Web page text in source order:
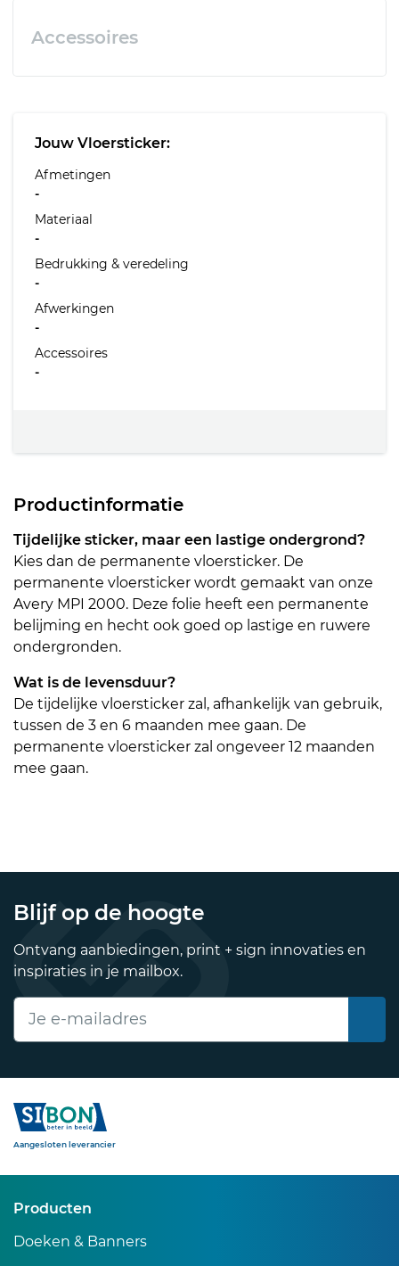
Accessoires
Jouw Vloersticker:
Afmetingen
-
Materiaal
-
Bedrukking & veredeling
-
Afwerkingen
-
Accessoires
-
Productinformatie
Tijdelijke sticker, maar een lastige ondergrond?
Kies dan de permanente vloersticker. De
permanente vloersticker wordt gemaakt van onze
Avery MPI 2000. Deze folie heeft een permanente
belijming en hecht ook goed op lastige en ruwere
ondergronden.
Wat is de levensduur?
De tijdelijke vloersticker zal, afhankelijk van gebruik,
tussen de 3 en 6 maanden mee gaan. De
permanente vloersticker zal ongeveer 12 maanden
mee gaan.
Blijf op de hoogte
Ontvang aanbiedingen, print + sign innovaties en
inspiraties in je mailbox.
E-mailadres
Sibon
Aangesloten leverancier
Producten
Doeken & Banners